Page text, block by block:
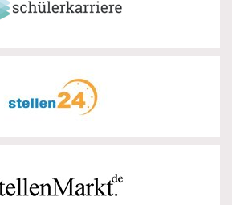
zur Partnerseite
Stellen24
zur Partnerseite
zur Partnerseite